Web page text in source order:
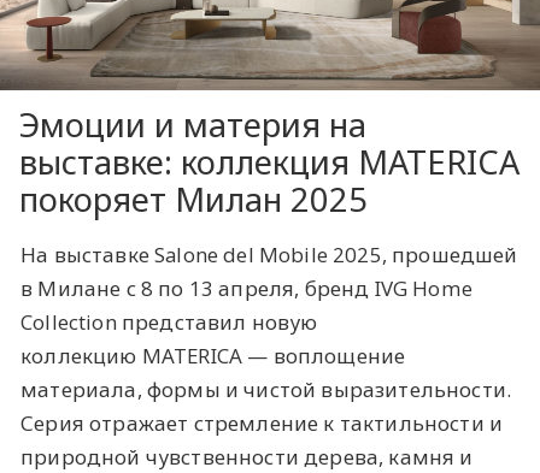
Эмоции и материя на
выставке: коллекция MATERICA
покоряет Милан 2025
На выставке Salone del Mobile 2025, прошедшей
в Милане с 8 по 13 апреля, бренд IVG Home
Collection представил новую
коллекцию MATERICA — воплощение
материала, формы и чистой выразительности.
Серия отражает стремление к тактильности и
природной чувственности дерева, камня и